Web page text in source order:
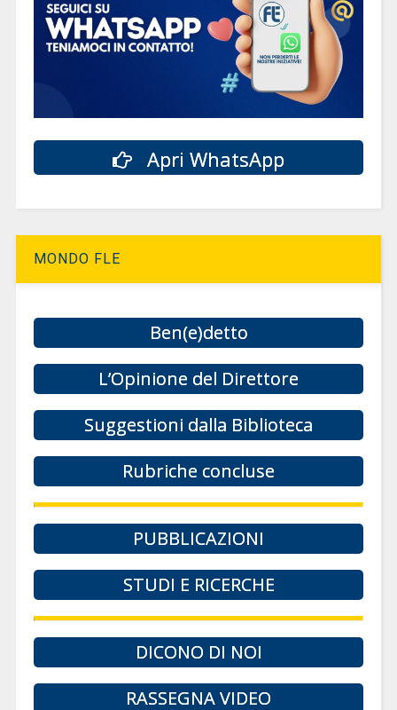
Apri WhatsApp
MONDO FLE
Ben(e)detto
L’Opinione del Direttore
Suggestioni dalla Biblioteca
Rubriche concluse
PUBBLICAZIONI
STUDI E RICERCHE
DICONO DI NOI
RASSEGNA VIDEO